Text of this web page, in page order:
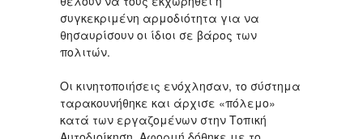
συγκεκριμένη αρμοδιότητα για να
θησαυρίσουν οι ίδιοι σε βάρος των
πολιτών.
Οι κινητοποιήσεις ενόχλησαν, το σύστημα
ταρακουνήθηκε και άρχισε «πόλεμο»
κατά των εργαζομένων στην Τοπική